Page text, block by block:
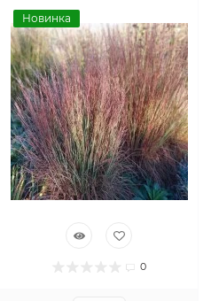
Новинка
0